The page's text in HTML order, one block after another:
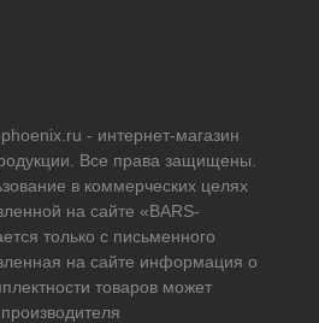
- интернет-магазин
Все права защищены.
в коммерческих целях
на сайте «BARS-
только с письменного
на сайте информация о
товаров может